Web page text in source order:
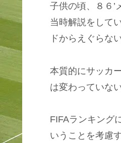
子供の頃、８６
当時解説をして
ドからえぐらな
本質的にサッカ
は変わっていな
FIFAランキング
いうことを考慮